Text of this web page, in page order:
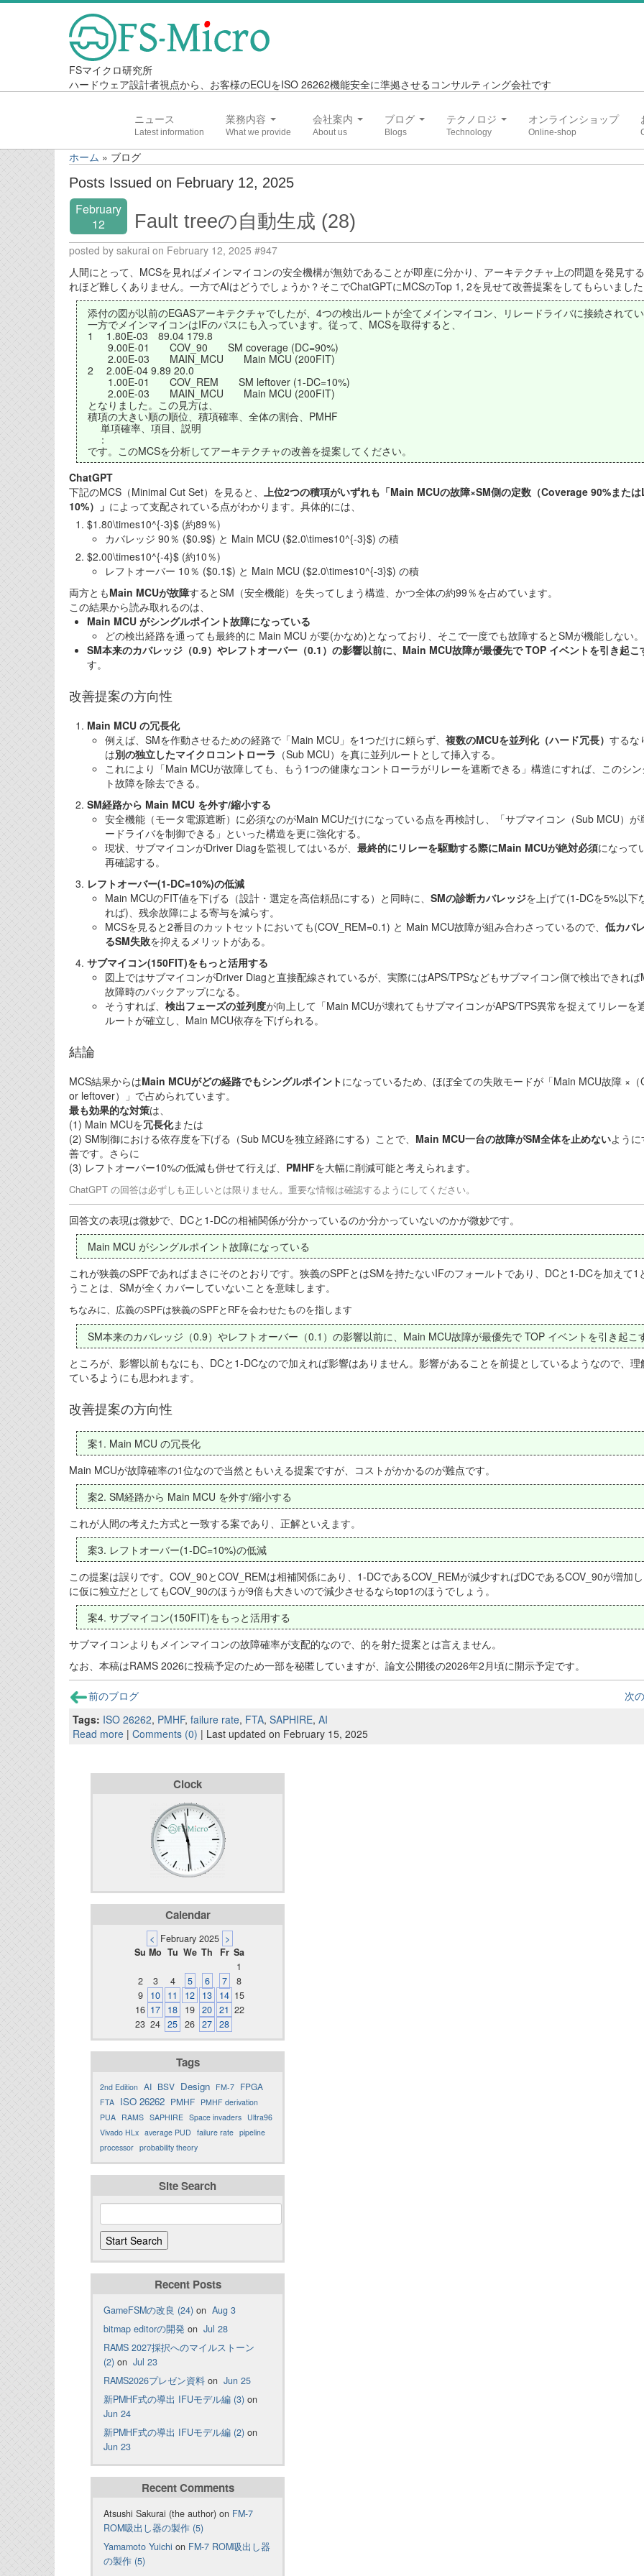
FSマイクロ研究所
ハードウェア設計者視点から、お客様のECUをISO 26262機能安全に準拠させるコンサルティング会社です
ニュース 業務内容 会社案内 ブログ テクノロジ オンラインショップ
ホーム » ブログ
Posts Issued on February 12, 2025
February
12
Fault treeの自動生成 (28)
posted by sakurai on February 12, 2025 #947
人間にとって、MCSを見ればメインマイコンの安全機構が無効であることが即座に分かり、アーキテクチャ上の問題を発見す
れほど難しくありません。一方でAIはどうでしょうか？そこでChatGPTにMCSのTop 1, 2を見せて改善提案をしてもらいまし
添付の図が以前のEGASアーキテクチャでしたが、4つの検出ルートが全てメインマイコン、リレードライバに接続されて
一方でメインマイコンはIFのパスにも入っています。従って、MCSを取得すると、
1 1.80E-03 89.04 179.8
9.00E-01 COV_90 SM coverage (DC=90%)
2.00E-03 MAIN_MCU Main MCU (200FIT)
2 2.00E-04 9.89 20.0
1.00E-01 COV_REM SM leftover (1-DC=10%)
2.00E-03 MAIN_MCU Main MCU (200FIT)
となりました。この見方は、
積項の大きい順の順位、積項確率、全体の割合、PMHF
単項確率、項目、説明
：
です。このMCSを分析してアーキテクチャの改善を提案してください。
ChatGPT
下記のMCS（Minimal Cut Set）を見ると、 上位2つの積項がいずれも「Main MCUの故障×SM側の定数（Coverage 90%また
10%）」 によって支配されている点がわかります。具体的には、
$1.80\times10^{-3}$ (約89％)
カバレッジ 90％ ($0.9$) と Main MCU ($2.0\times10^{-3}$) の積
$2.00\times10^{-4}$ (約10％)
レフトオーバー 10％ ($0.1$) と Main MCU ($2.0\times10^{-3}$) の積
両方ともMain MCUが故障するとSM（安全機能）を失ってしまう構造、かつ全体の約99％を占めています。
この結果から読み取れるのは、
Main MCU がシングルポイント故障になっている
どの検出経路を通っても最終的に Main MCU が要(かなめ)となっており、そこで一度でも故障するとSMが機能しない。
SM本来のカバレッジ（0.9）やレフトオーバー（0.1）の影響以前に、Main MCU故障が最優先で TOP イベントを引き起こ
す。
改善提案の方向性
Main MCU の冗長化
例えば、SMを作動させるための経路で「Main MCU」を1つだけに頼らず、 複数のMCUを並列化（ハード冗長） するな
は別の独立したマイクロコントローラ （Sub MCU）を真に並列ルートとして挿入する。
これにより「Main MCUが故障しても、もう1つの健康なコントローラがリレーを遮断できる」構造にすれば、このシ
ト故障を除去できる。
SM経路から Main MCU を外す/縮小する
安全機能（モータ電源遮断）に必須なのがMain MCUだけになっている点を再検討し、「サブマイコン（Sub MCU）が
ードライバを制御できる」といった構造を更に強化する。
現状、サブマイコンがDriver Diagを監視してはいるが、 最終的にリレーを駆動する際にMain MCUが絶対必須になって
再確認する。
レフトオーバー(1-DC=10%)の低減
Main MCUのFIT値を下げる（設計・選定を高信頼品にする）と同時に、 SMの診断カバレッジを上げて(1-DCを5%以下
れば)、残余故障による寄与を減らす。
MCSを見ると2番目のカットセットにおいても(COV_REM=0.1) と Main MCU故障が組み合わさっているので、 低カバ
るSM失敗を抑えるメリットがある。
サブマイコン(150FIT)をもっと活用する
図上ではサブマイコンがDriver Diagと直接配線されているが、実際にはAPS/TPSなどもサブマイコン側で検出できれ
故障時のバックアップになる。
そうすれば、 検出フェーズの並列度が向上して「Main MCUが壊れてもサブマイコンがAPS/TPS異常を捉えてリレーを
ルートが確立し、Main MCU依存を下げられる。
結論
MCS結果からはMain MCUがどの経路でもシングルポイントになっているため、ほぼ全ての失敗モードが「Main MCU故障 ×
or leftover）」で占められています。
最も効果的な対策は、
(1) Main MCUを冗長化または
(2) SM制御における依存度を下げる（Sub MCUを独立経路にする）ことで、 Main MCU一台の故障がSM全体を止めないよう
善です。さらに
(3) レフトオーバー10%の低減も併せて行えば、 PMHFを大幅に削減可能と考えられます。
ChatGPT の回答は必ずしも正しいとは限りません。重要な情報は確認するようにしてください。
回答文の表現は微妙で、DCと1-DCの相補関係が分かっているのか分かっていないのかが微妙です。
Main MCU がシングルポイント故障になっている
これが狭義のSPFであればまさにそのとおりです。狭義のSPFとはSMを持たないIFのフォールトであり、DCと1-DCを加えて1
うことは、SMが全くカバーしていないことを意味します。
ちなみに、広義のSPFは狭義のSPFとRFを会わせたものを指します
SM本来のカバレッジ（0.9）やレフトオーバー（0.1）の影響以前に、Main MCU故障が最優先で TOP イベントを引き起こ
ところが、影響以前もなにも、DCと1-DCなので加えれば影響はありません。影響があることを前提としているようなので、理
ているようにも思われます。
改善提案の方向性
案1. Main MCU の冗長化
Main MCUが故障確率の1位なので当然ともいえる提案ですが、コストがかかるのが難点です。
案2. SM経路から Main MCU を外す/縮小する
これが人間の考えた方式と一致する案であり、正解といえます。
案3. レフトオーバー(1-DC=10%)の低減
この提案は誤りです。COV_90とCOV_REMは相補関係にあり、1-DCであるCOV_REMが減少すればDCであるCOV_90が増加
に仮に独立だとしてもCOV_90のほうが9倍も大きいので減少させるならtop1のほうでしょう。
案4. サブマイコン(150FIT)をもっと活用する
サブマイコンよりもメインマイコンの故障確率が支配的なので、的を射た提案とは言えません。
なお、本稿はRAMS 2026に投稿予定のため一部を秘匿していますが、論文公開後の2026年2月頃に開示予定です。
前のブログ
次
Tags: ISO 26262, PMHF, failure rate, FTA, SAPHIRE, AI
Read more | Comments (0) | Last updated on February 15, 2025
Clock
Calendar
< February 2025 >
Su Mo Tu We Th Fr Sa
1
2
3 4 5 6 7
8
9
10 11 12 13 14 15
16 17 18 19 20 21 22
23 24 25 26 27 28
Tags
2nd Edition AI BSV Design FM-7 FPGA
FTA ISO 26262 PMHF PMHF derivation
PUA RAMS SAPHIRE Space invaders Ultra96
Vivado HLx average PUD failure rate pipeline
processor probability theory
Site Search
Recent Posts
GameFSMの改良 (24) on Aug 3
bitmap editorの開発 on Jul 28
RAMS 2027採択へのマイルストーン
(2) on Jul 23
RAMS2026プレゼン資料 on Jun 25
新PMHF式の導出 IFUモデル編 (3) on
Jun 24
新PMHF式の導出 IFUモデル編 (2) on
Jun 23
Recent Comments
Atsushi Sakurai (the author) on FM-7
ROM吸出し器の製作 (5)
Yamamoto Yuichi on FM-7 ROM吸出し器
の製作 (5)